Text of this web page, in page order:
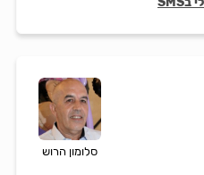
סלומון הרוש